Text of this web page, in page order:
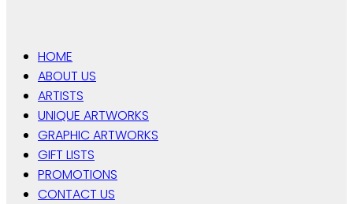
HOME
ABOUT US
ARTISTS
UNIQUE ARTWORKS
GRAPHIC ARTWORKS
GIFT LISTS
PROMOTIONS
CONTACT US